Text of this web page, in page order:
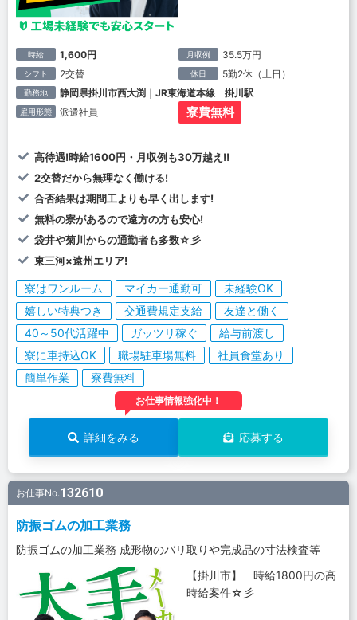
時給 1,600円 月収例 35.5万円
シフト 2交替 休日 5勤2休（土日）
勤務地 静岡県掛川市西大渕｜JR東海道本線 掛川駅
雇用形態 派遣社員 寮費無料
高待遇!時給1600円・月収例も30万越え!!
2交替だから無理なく働ける!
合否結果は期間工よりも早く出します!
無料の寮があるので遠方の方も安心!
袋井や菊川からの通勤者も多数☆彡
東三河×遠州エリア!
寮はワンルーム マイカー通勤可
未経験OK
嬉しい特典つき
交通費規定支給
友達と働く
40～50代活躍中
ガッツリ稼ぐ
給与前渡し
寮に車持込OK
職場駐車場無料
社員食堂あり
簡単作業
寮費無料
お仕事情報強化中！
詳細をみる 応募する
お仕事No.132610
防振ゴムの加工業務
防振ゴムの加工業務 成形物のバリ取りや完成品の寸法検査等
【掛川市】 時給1800円の高
時給案件☆彡